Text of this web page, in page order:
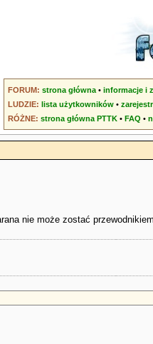
FORUM: strona główna • informacje i
LUDZIE: lista użytkowników •
RÓŻNE: strona główna PTTK • FAQ •
nie może zostać